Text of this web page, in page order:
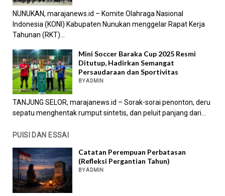
NUNUKAN, marajanews.id – Komite Olahraga Nasional
Indonesia (KONI) Kabupaten Nunukan menggelar Rapat Kerja
Tahunan (RKT)...
Mini Soccer Baraka Cup 2025 Resmi
Ditutup, Hadirkan Semangat
Persaudaraan dan Sportivitas
BY ADMIN
TANJUNG SELOR, marajanews.id – Sorak-sorai penonton, deru
sepatu menghentak rumput sintetis, dan peluit panjang dari...
PUISI DAN ESSAI
Catatan Perempuan Perbatasan
(Refleksi Pergantian Tahun)
BY ADMIN